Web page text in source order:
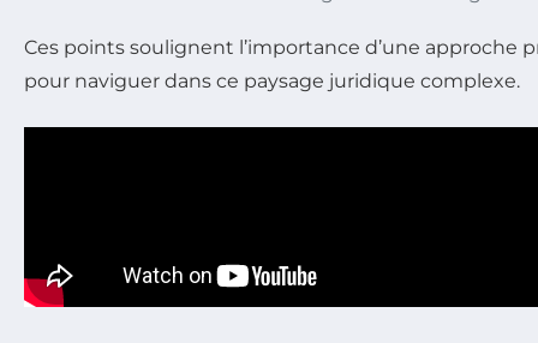
Ces points soulignent l’importance d’une
pour naviguer dans ce paysage juridique complexe.